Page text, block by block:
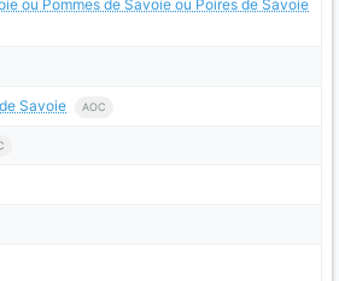
ou Pommes de Savoie ou Poires de Savoie
Savoie AOC